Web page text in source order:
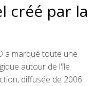
créé par la
a marqué toute une
autour de l'île
diffusée de 2006